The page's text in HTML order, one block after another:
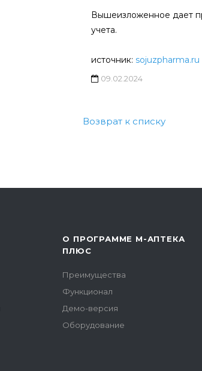
Вышеизложенное дает
учета.
источник: sojuzpharma.ru
09.02.2024
Возврат к списку
О ПРОГРАММЕ М-АПТЕКА
ПЛЮС
Преимущества
Функционал
Демо-версия
Оборудование